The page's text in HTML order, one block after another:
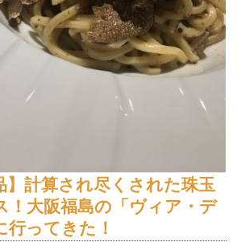
】計算され尽くされた珠玉
！大阪福島の「ヴィア・デ
行ってきた！